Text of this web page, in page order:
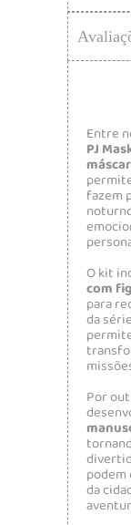
Entre
PJ
fazem
O kit
com
para
da
Por
podem
da